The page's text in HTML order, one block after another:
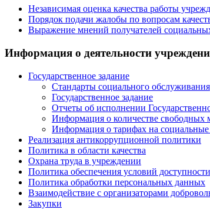
Независимая оценка качества работы
Порядок подачи жалобы по вопросам
Выражение мнений получателей
Информация о деятельности
Государственное задание
Стандарты социального обслуживания
Государственное задание
Отчеты об исполнении
Информация о количестве свободных
Информация о тарифах на социальные
Реализация антикоррупционной политики
Политика в области качества
Охрана труда в учреждении
Политика обеспечения условий
Политика обработки персональных данных
Взаимодействие с организаторами
Закупки